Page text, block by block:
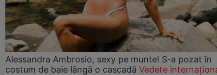
Alessandra Ambrosio, sexy pe munte! S-a pozat în
costum de baie lângă o cascadă Vedete